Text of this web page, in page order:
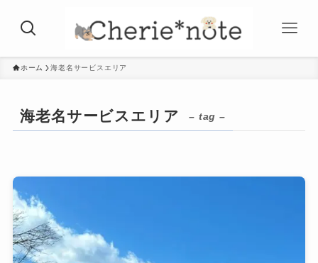
ホーム 海老名サービスエリア
海老名サービスエリア – tag –